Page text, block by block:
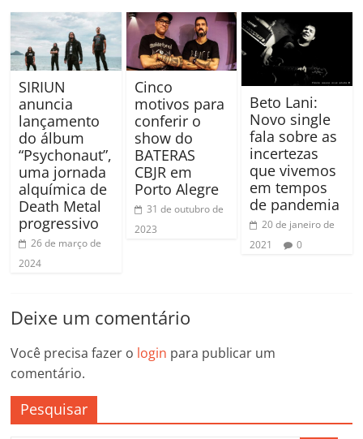
SIRIUN
anuncia
lançamento
do álbum
“Psychonaut”,
uma jornada
alquímica de
Death Metal
progressivo
26 de março de
2024
Cinco
motivos para
conferir o
show do
BATERAS
CBJR em
Porto Alegre
31 de outubro de
2023
Beto Lani:
Novo single
fala sobre as
incertezas
que vivemos
em tempos
de pandemia
20 de janeiro de
2021
0
Deixe um comentário
Você precisa fazer o login para publicar um
comentário.
Pesquisar